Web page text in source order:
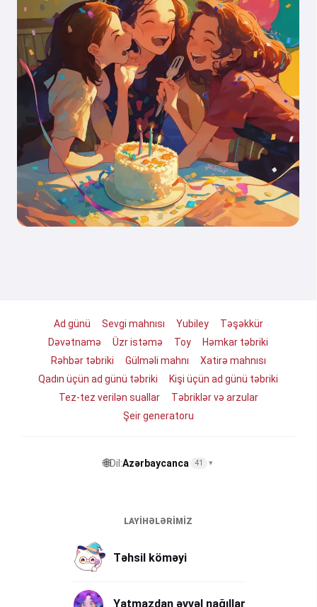
Ad günü Sevgi mahnısı Yubiley
Təşəkkür
Dəvətnamə
Üzr istəmə Toy
Həmkar təbriki
Rəhbər təbriki
Gülməli mahnı
Xatirə mahnısı
Qadın üçün ad günü təbriki
Kişi üçün ad günü təbriki
Tez-tez verilən suallar
Təbriklər və arzular
Şeir generatoru
🌐Dil:Azərbaycanca 41 ▾
LAYIHƏLƏRIMIZ
Təhsil köməyi
Yatmazdan əvvəl nağıllar